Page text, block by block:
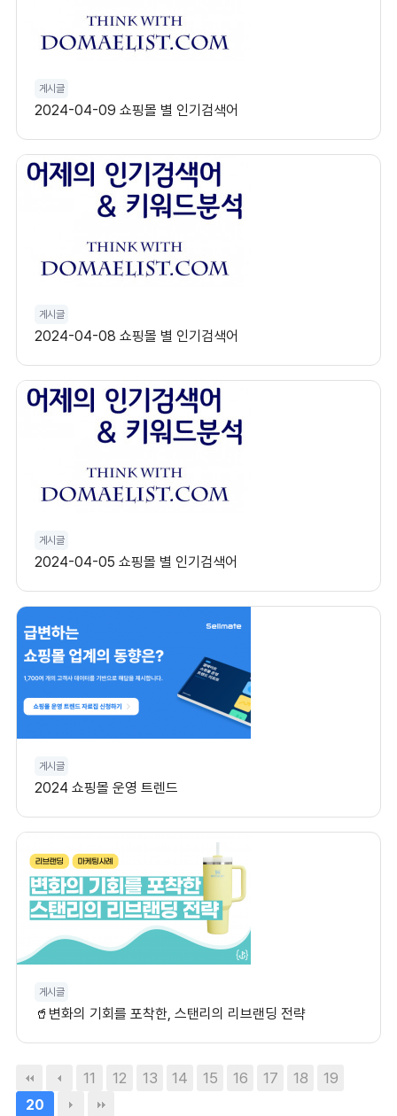
게시글
2024-04-09 쇼핑몰 별 인기검색어
게시글
2024-04-08 쇼핑몰 별 인기검색어
게시글
2024-04-05 쇼핑몰 별 인기검색어
게시글
2024 쇼핑몰 운영 트렌드
게시글
🥤변화의 기회를 포착한, 스탠리의 리브랜딩 전략
11 12 13 14 15 16 17 18 19
20